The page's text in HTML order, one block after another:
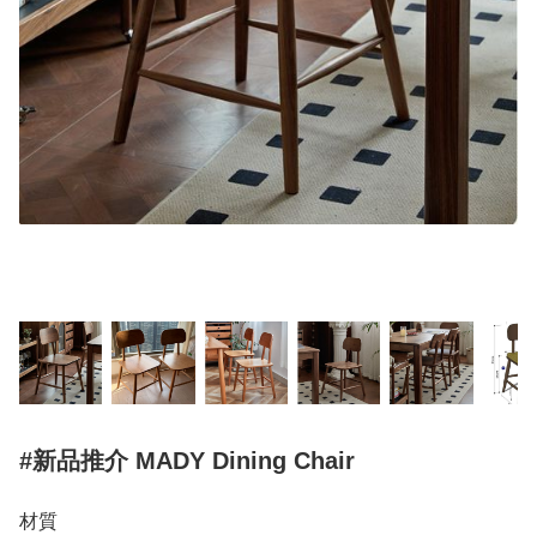
#新品推介 MADY Dining Chair
材質